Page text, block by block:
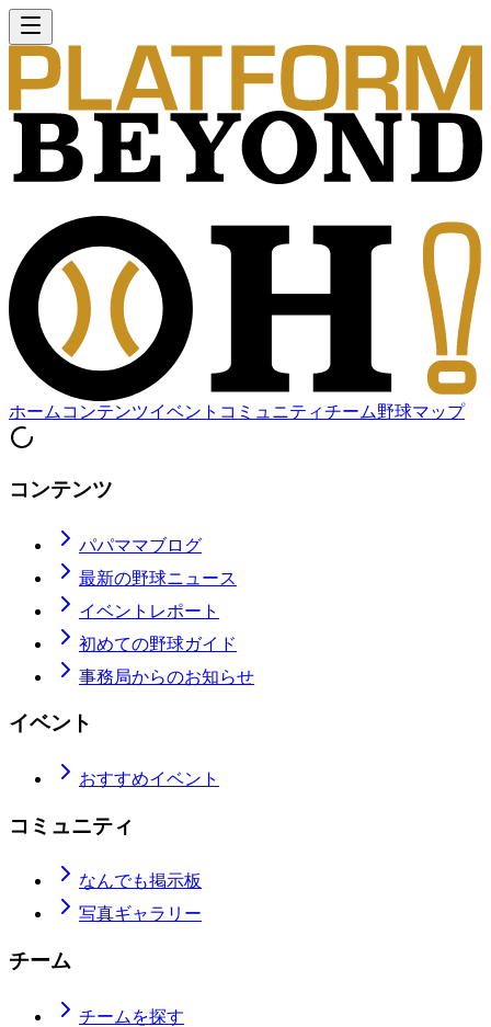
ホーム コンテンツイベント コミュニティチーム野球マップ
コンテンツ
パパママブログ
最新の野球ニュース
イベントレポート
初めての野球ガイド
事務局からのお知らせ
イベント
おすすめイベント
コミュニティ
なんでも掲示板
写真ギャラリー
チーム
チームを探す